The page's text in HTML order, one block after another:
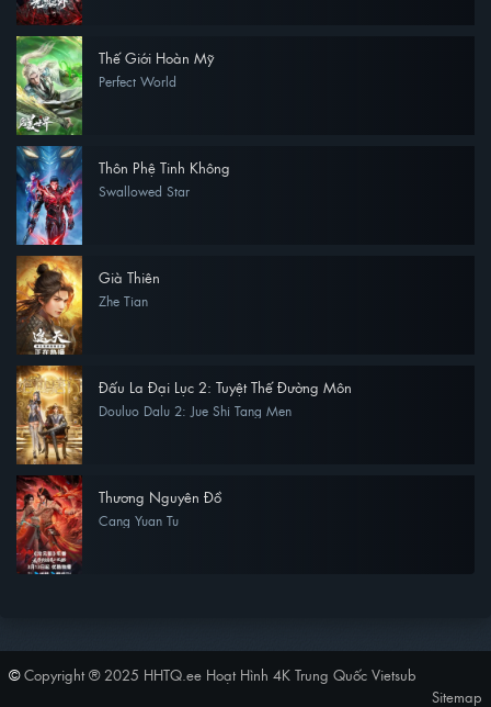
Thế Giới Hoàn Mỹ
Perfect World
Thôn Phệ Tinh Không
Swallowed Star
Già Thiên
Zhe Tian
Đấu La Đại Lục 2: Tuyệt Thế Đường Môn
Douluo Dalu 2: Jue Shi Tang Men
Thương Nguyên Đồ
Cang Yuan Tu
©Copyright ® 2025 HHTQ.ee Hoạt Hình 4K Trung Quốc Vietsub
Sitemap